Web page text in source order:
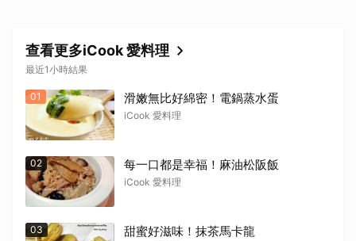
查看更多iCook 愛料理
最近1小時結果
01 滑嫩無比好綿密！電鍋蒸水蛋
iCook 愛料理
02 每一口都是幸福！麻油松阪飯
iCook 愛料理
03 甜蜜好滋味！抹茶馬卡龍